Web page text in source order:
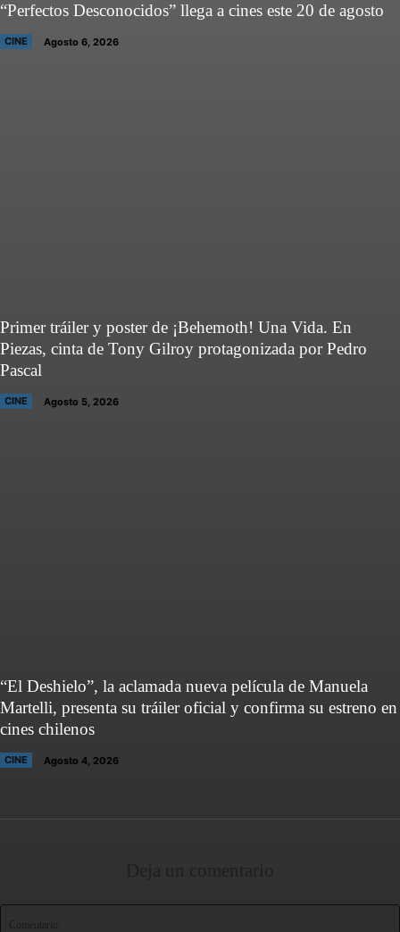
“Perfectos Desconocidos” llega a cines este 20 de agosto
CINE Agosto 6, 2026
Primer tráiler y poster de ¡Behemoth! Una Vida. En
Piezas, cinta de Tony Gilroy protagonizada por Pedro
Pascal
CINE Agosto 5, 2026
“El Deshielo”, la aclamada nueva película de Manuela
Martelli, presenta su tráiler oficial y confirma su estreno en
cines chilenos
CINE Agosto 4, 2026